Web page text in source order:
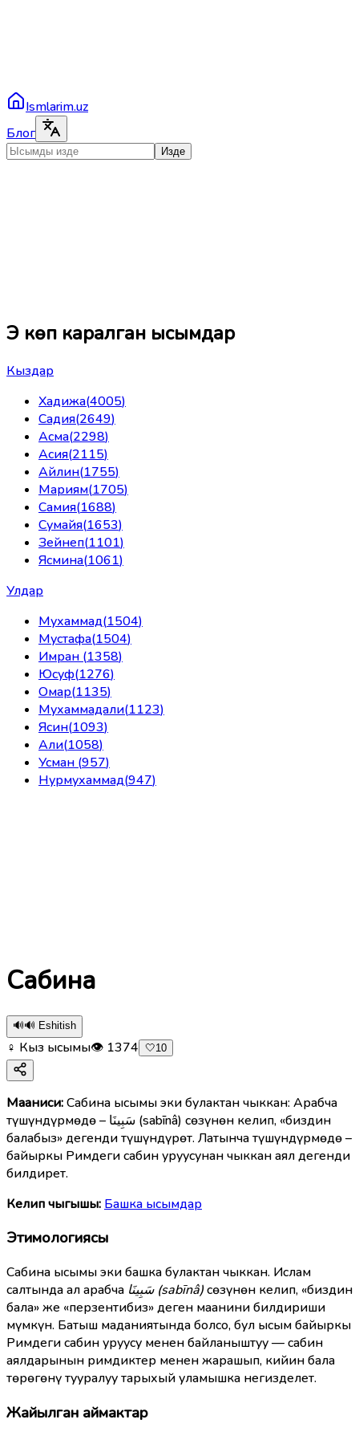
Ismlarim.uz
Блог
Изде
Эң көп каралган ысымдар
Кыздар
Хадижа(4005)
Садия(2649)
Асма(2298)
Асия(2115)
Айлин(1755)
Мариям(1705)
Самия(1688)
Сумайя(1653)
Зейнеп(1101)
Ясмина(1061)
Улдар
Мухаммад(1504)
Мустафа(1504)
Имран (1358)
Юсуф(1276)
Омар(1135)
Мухаммадали(1123)
Ясин(1093)
Али(1058)
Усман (957)
Нурмухаммад(947)
Сабина
🔊🔊 Eshitish
♀ Кыз ысымы👁 1374 🤍10
Мааниcи:Сабина ысымы эки булактан чыккан: Арабча
түшүндүрмөдө – سَبِينَا (sabīnâ) сөзүнөн келип, «биздин
балабыз» дегенди түшүндүрөт. Латынча түшүндүрмөдө –
байыркы Римдеги сабин уруусунан чыккан аял дегенди
билдирет.
Келип чыгышы: Башка ысымдар
Этимологиясы
Сабина ысымы эки башка булактан чыккан. Ислам
салтында ал арабча
سَبِينَا (sabīnâ)сөзүнөн келип, «биздин
бала» же «перзентибиз» деген маанини билдириши
мүмкүн. Батыш маданиятында болсо, бул ысым байыркы
Римдеги сабин уруусу менен байланыштуу — сабин
аялдарынын римдиктер менен жарашып, кийин бала
төрөгөнү тууралуу тарыхый уламышка негизделет.
Жайылган аймактар